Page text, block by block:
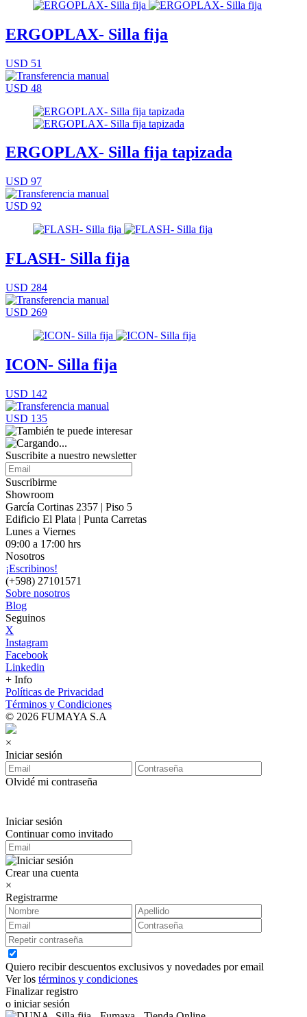
ERGOPLAX- Silla fija
USD 51
USD 48
ERGOPLAX- Silla fija tapizada
USD 97
USD 92
FLASH- Silla fija
USD 284
USD 269
ICON- Silla fija
USD 142
USD 135
Suscribite a nuestro newsletter
Suscribirme
Showroom
García Cortinas 2357 | Piso 5
Edificio El Plata | Punta Carretas
Lunes a Viernes
09:00 a 17:00 hrs
Nosotros
¡Escribinos!
(+598) 27101571
Sobre nosotros
Blog
Seguinos
X
Instagram
Facebook
Linkedin
+ Info
Políticas de Privacidad
Términos y Condiciones
© 2026 FUMAYA S.A
×
Iniciar sesión
Olvidé mi contraseña
Iniciar sesión
Continuar como invitado
Crear una cuenta
×
Registrarme
Quiero recibir descuentos exclusivos y novedades por email
Ver los términos y condiciones
Finalizar registro
o iniciar sesión